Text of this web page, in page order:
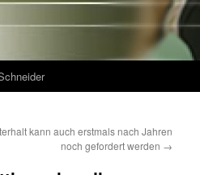
kann auch erstmals nach Jahren
noch gefordert werden →